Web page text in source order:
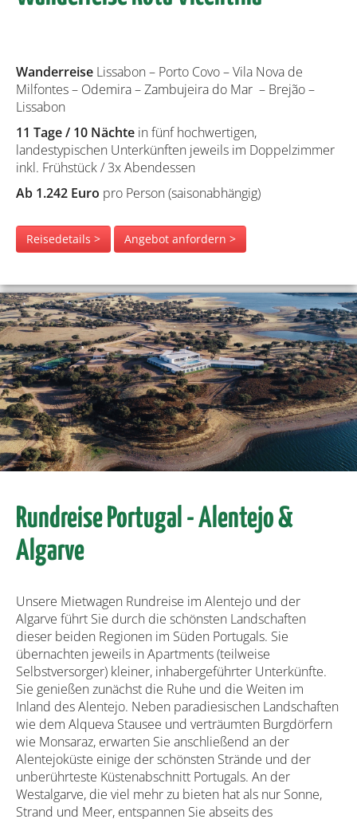
Wanderreise Lissabon – Porto Covo – Vila Nova de
Milfontes – Odemira – Zambujeira do Mar – Brejão –
Lissabon
11 Tage / 10 Nächte in fünf hochwertigen,
landestypischen Unterkünften jeweils im Doppelzimmer
inkl. Frühstück / 3x Abendessen
Ab 1.242 Euro pro Person (saisonabhängig)
Reisedetails > Angebot anfordern >
Rundreise Portugal - Alentejo &
Algarve
Unsere Mietwagen Rundreise im Alentejo und der
Algarve führt Sie durch die schönsten Landschaften
dieser beiden Regionen im Süden Portugals. Sie
übernachten jeweils in Apartments (teilweise
Selbstversorger) kleiner, inhabergeführter Unterkünfte.
Sie genießen zunächst die Ruhe und die Weiten im
Inland des Alentejo. Neben paradiesischen Landschaften
wie dem Alqueva Stausee und verträumten Burgdörfern
wie Monsaraz, erwarten Sie anschließend an der
Alentejoküste einige der schönsten Strände und der
unberührteste Küstenabschnitt Portugals. An der
Westalgarve, die viel mehr zu bieten hat als nur Sonne,
Strand und Meer, entspannen Sie abseits des